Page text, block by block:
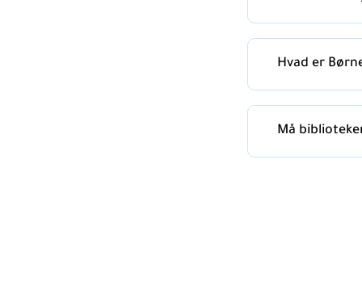
Hvad er
Må